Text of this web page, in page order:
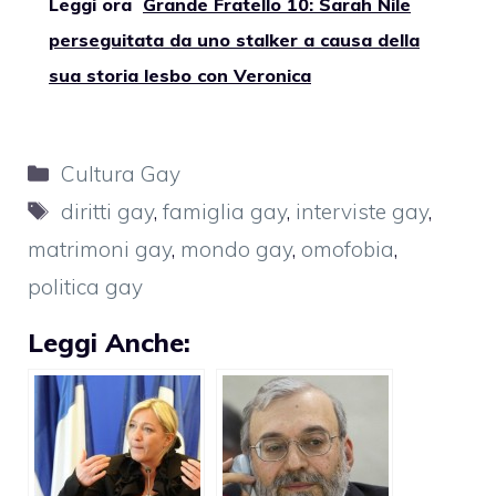
perseguitata da uno stalker a causa della
sua storia lesbo con Veronica
Categorie
Cultura Gay
Tag
diritti gay,famiglia gay, interviste gay,
matrimoni gay, mondo gay, omofobia,
politica gay
Leggi Anche: